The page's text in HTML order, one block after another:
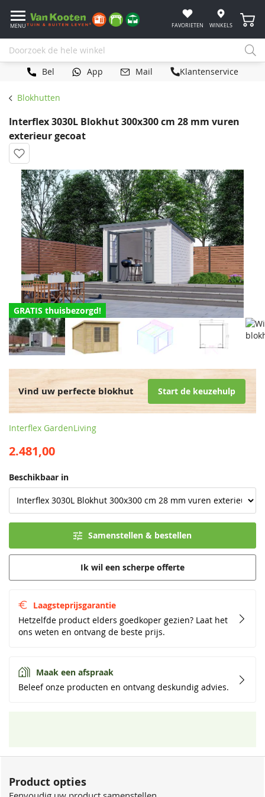
MENU FAVORIETEN WINKELS
Bel App Mail Klantenservice
Blokhutten
Interflex 3030L Blokhut 300x300 cm 28 mm vuren
exterieur gecoat
GRATIS thuisbezorgd!
Vind uw perfecte blokhut Start de keuzehulp
Interflex GardenLiving
2.481,00
Beschikbaar in
Laagsteprijsgarantie
Hetzelfde product elders goedkoper gezien? Laat het
ons weten en ontvang de beste prijs.
Maak een afspraak
Beleef onze producten en ontvang deskundig advies.
Samenstellen & bestellen
Ik wil een scherpe offerte
Product opties